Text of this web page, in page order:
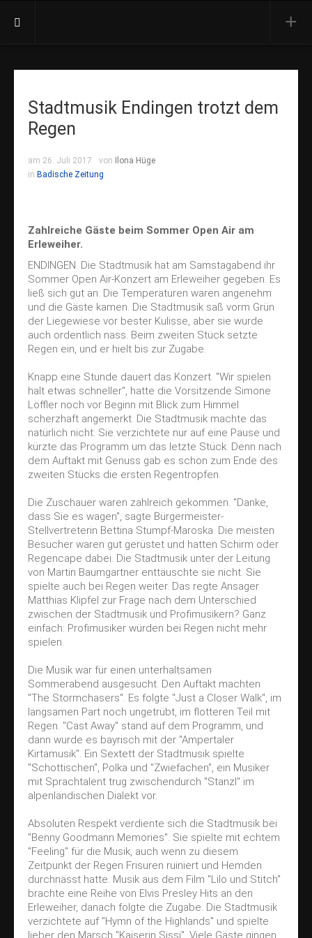
Presse
Orchester
Dirigent
Konzerte
Jahreskonzert
Open Air
Kirchenkonzert
Treffpunkt Kammermüsik
Doppelkonzert
Ausbildung
Blockflöten
Vororchester
Jugendkapelle
Kontakt
Impressum
Datenschutz
Stadtmusik Endingen trotzt dem
Regen
am 26. Juli 2017 von
Ilona Hüge
in Badische Zeitung
Zahlreiche Gäste beim Sommer Open Air am
Erleweiher.
ENDINGEN. Die Stadtmusik hat am Samstagabend ihr
Sommer Open Air-Konzert am Erleweiher gegeben. Es
ließ sich gut an: Die Temperaturen waren angenehm
und die Gäste kamen. Die Stadtmusik saß vorm Grün
der Liegewiese vor bester Kulisse, aber sie wurde
auch ordentlich nass. Beim zweiten Stück setzte
Regen ein, und er hielt bis zur Zugabe.
Knapp eine Stunde dauert das Konzert. "Wir spielen
halt etwas schneller", hatte die Vorsitzende Simone
Löffler noch vor Beginn mit Blick zum Himmel
scherzhaft angemerkt. Die Stadtmusik machte das
natürlich nicht: Sie verzichtete nur auf eine Pause und
kürzte das Programm um das letzte Stück. Denn nach
dem Auftakt mit Genuss gab es schon zum Ende des
zweiten Stücks die ersten Regentropfen.
Die Zuschauer waren zahlreich gekommen. "Danke,
dass Sie es wagen", sagte Bürgermeister-
Stellvertreterin Bettina Stumpf-Maroska. Die meisten
Besucher waren gut gerüstet und hatten Schirm oder
Regencape dabei. Die Stadtmusik unter der Leitung
von Martin Baumgartner enttäuschte sie nicht. Sie
spielte auch bei Regen weiter. Das regte Ansager
Matthias Klipfel zur Frage nach dem Unterschied
zwischen der Stadtmusik und Profimusikern? Ganz
einfach: Profimusiker würden bei Regen nicht mehr
spielen.
Die Musik war für einen unterhaltsamen
Sommerabend ausgesucht. Den Auftakt machten
"The Stormchasers". Es folgte "Just a Closer Walk", im
langsamen Part noch ungetrübt, im flotteren Teil mit
Regen. "Cast Away" stand auf dem Programm, und
dann wurde es bayrisch mit der "Ampertaler
Kirtamusik". Ein Sextett der Stadtmusik spielte
"Schottischen", Polka und "Zwiefachen", ein Musiker
mit Sprachtalent trug zwischendurch "Stanzl" im
alpenländischen Dialekt vor.
Absoluten Respekt verdiente sich die Stadtmusik bei
"Benny Goodmann Memories". Sie spielte mit echtem
"Feeling" für die Musik, auch wenn zu diesem
Zeitpunkt der Regen Frisuren ruiniert und Hemden
durchnässt hatte. Musik aus dem Film "Lilo und Stitch"
brachte eine Reihe von Elvis Presley Hits an den
Erleweiher, danach folgte die Zugabe. Die Stadtmusik
verzichtete auf "Hymn of the Highlands" und spielte
lieber den Marsch "Kaiserin Sissi". Viele Gäste gingen